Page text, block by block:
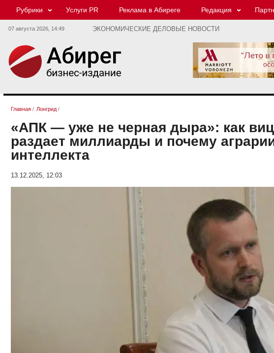
Рубрики Услуги PR Реклама в Абиреге Редакция
07 августа 2026, 14:49 ЭКОНОМИЧЕСКИЕ ДЕЛОВЫЕ НОВОСТИ
Главная / Лонгрид /
«АПК — уже не черная дыра»: как
раздает миллиарды и почему
интеллекта
13.12.2025, 12:03